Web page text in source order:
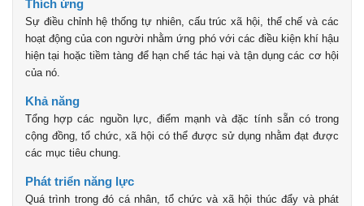
Thích ứng
Sự điều chỉnh hệ thống tự nhiên, cấu trúc xã hội, thể chế và các
hoạt động của con người nhằm ứng phó với các điều kiện khí hậu
hiện tại hoặc tiềm tàng để hạn chế tác hại và tận dụng các cơ hội
của nó.
Khả năng
Tổng hợp các nguồn lực, điểm mạnh và đặc tính sẵn có trong
cộng đồng, tổ chức, xã hội có thể được sử dụng nhằm đạt được
các mục tiêu chung.
Phát triển năng lực
Quá trình trong đó cá nhân, tổ chức và xã hội thúc đẩy và phát